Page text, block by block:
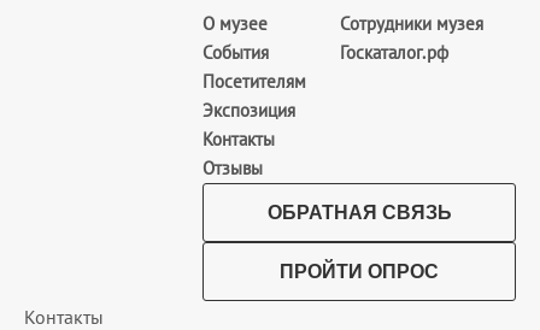
О музее
События
Посетителям
Экспозиция
Контакты
Отзывы
Сотрудники музея
Госкаталог.рф
ОБРАТНАЯ СВЯЗЬ
ПРОЙТИ ОПРОС
Контакты